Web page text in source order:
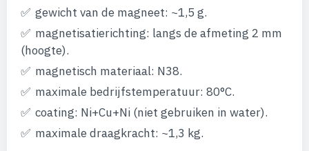
gewicht van de magneet: ~1,5 g.
magnetisatierichting: langs de afmeting 2 mm
(hoogte).
magnetisch materiaal: N38.
maximale bedrijfstemperatuur: 80°C.
coating: Ni+Cu+Ni (niet gebruiken in water).
maximale draagkracht: ~1,3 kg.